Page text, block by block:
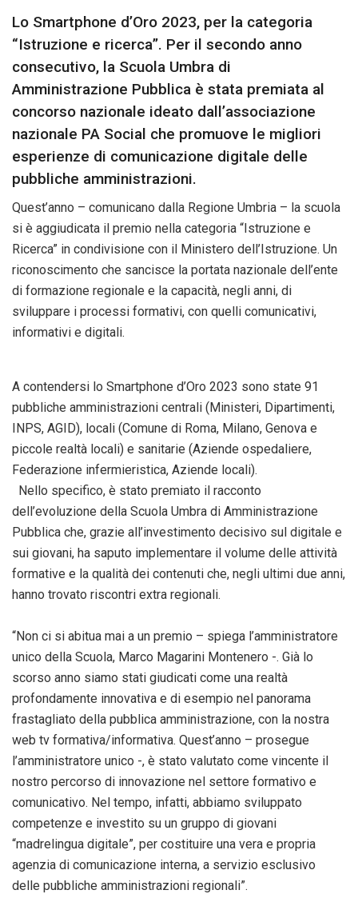
Lo Smartphone d’Oro 2023, per la categoria
“Istruzione e ricerca”. Per il secondo anno
consecutivo, la Scuola Umbra di
Amministrazione Pubblica è stata premiata al
concorso nazionale ideato dall’associazione
nazionale PA Social che promuove le migliori
esperienze di comunicazione digitale delle
pubbliche amministrazioni.
Quest’anno – comunicano dalla Regione Umbria – la scuola
si è aggiudicata il premio nella categoria “Istruzione e
Ricerca” in condivisione con il Ministero dell’Istruzione. Un
riconoscimento che sancisce la portata nazionale dell’ente
di formazione regionale e la capacità, negli anni, di
sviluppare i processi formativi, con quelli comunicativi,
informativi e digitali.
A contendersi lo Smartphone d’Oro 2023 sono state 91
pubbliche amministrazioni centrali (Ministeri, Dipartimenti,
INPS, AGID), locali (Comune di Roma, Milano, Genova e
piccole realtà locali) e sanitarie (Aziende ospedaliere,
Federazione infermieristica, Aziende locali).
Nello specifico, è stato premiato il racconto
dell’evoluzione della Scuola Umbra di Amministrazione
Pubblica che, grazie all’investimento decisivo sul digitale e
sui giovani, ha saputo implementare il volume delle attività
formative e la qualità dei contenuti che, negli ultimi due anni,
hanno trovato riscontri extra regionali.
“Non ci si abitua mai a un premio – spiega l’amministratore
unico della Scuola, Marco Magarini Montenero -. Già lo
scorso anno siamo stati giudicati come una realtà
profondamente innovativa e di esempio nel panorama
frastagliato della pubblica amministrazione, con la nostra
web tv formativa/informativa. Quest’anno – prosegue
l’amministratore unico -, è stato valutato come vincente il
nostro percorso di innovazione nel settore formativo e
comunicativo. Nel tempo, infatti, abbiamo sviluppato
competenze e investito su un gruppo di giovani
“madrelingua digitale”, per costituire una vera e propria
agenzia di comunicazione interna, a servizio esclusivo
delle pubbliche amministrazioni regionali”.